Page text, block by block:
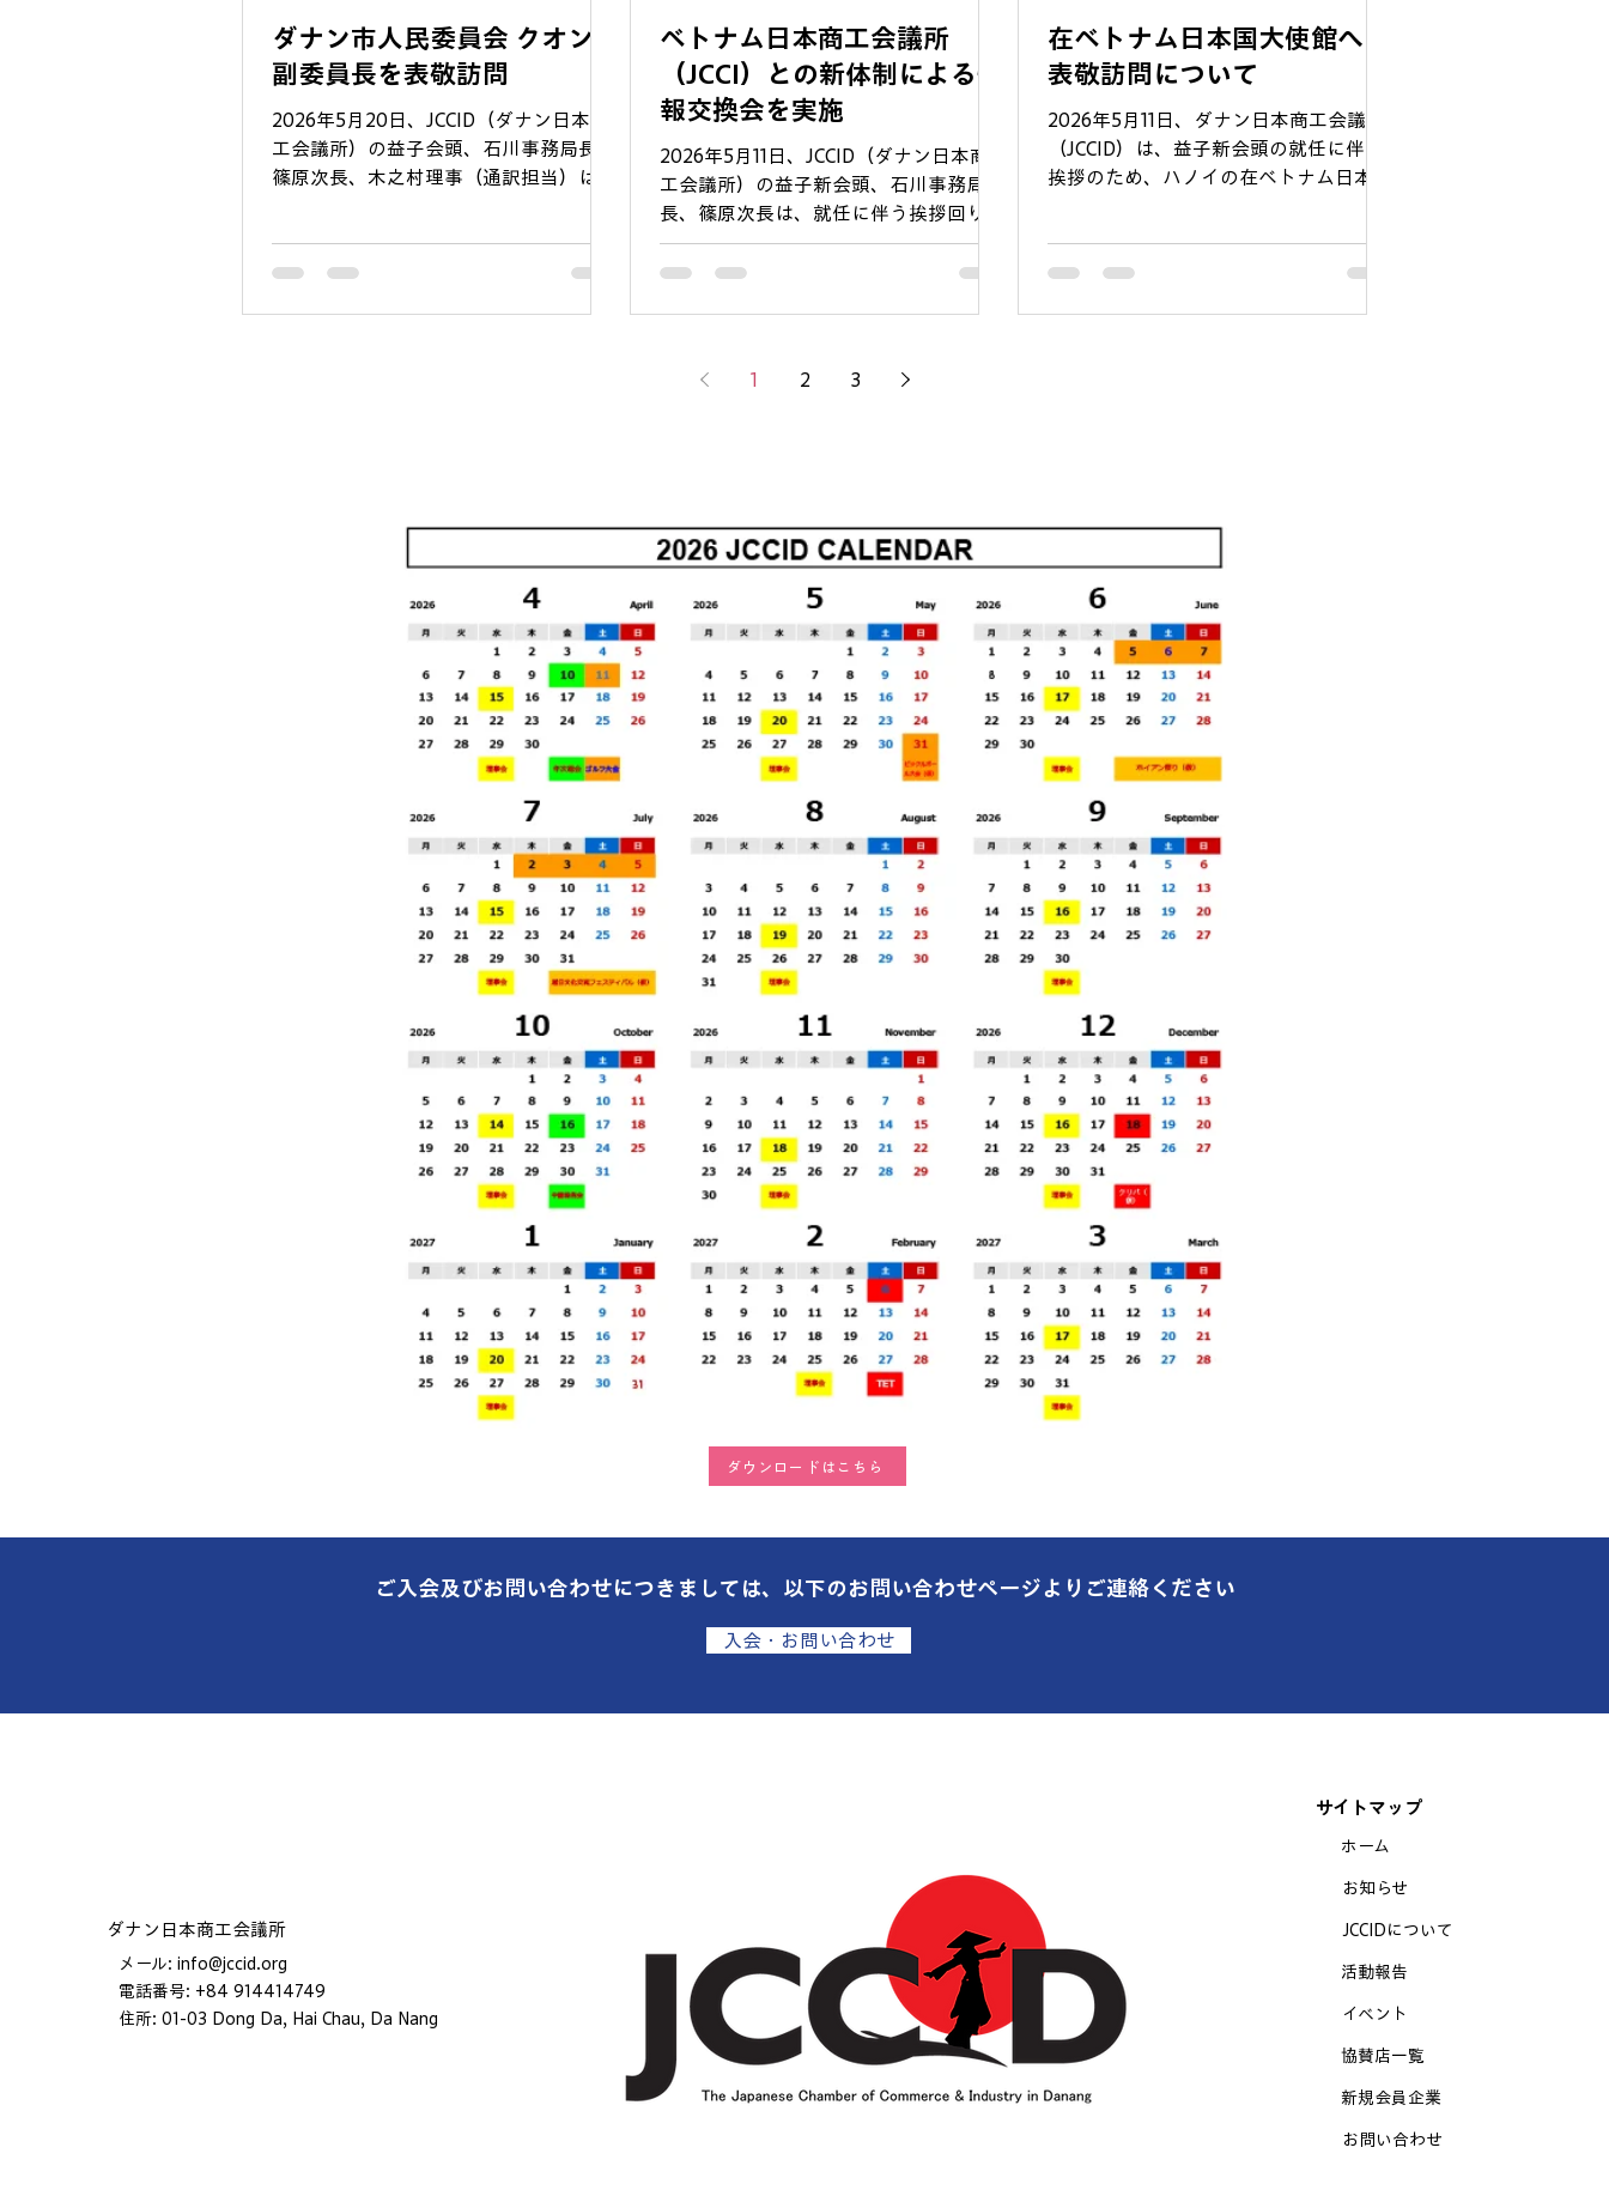
美味しいお料理・お酒を提供してくださ
った「焼酎ばー満月」の皆さま、本当に
会員の皆さまが横の繋がりを広げ、ビジ
ネスや現地生活のヒントを得られるよう
な場
Grandvrio City Danang Hotelに場所を移
し、閉会式および交流会を開催いたしま
した。ピックルボールというスポーツを
通じて、企業や業界
ダナン市人民委員会 クオン
副委員長を表敬訪問
​2026年5月20日、JCCID（ダナン日本商
工会議所）の益子会頭、石川事務局長、
篠原次長、木之村理事（通訳担当）は、
ダナン市における協力関係の強化に向け
頭、Cường副委員長より、JCCIDが日本
る協力を依頼しました。 ​ ​ JCCIDは、今
後もダナン市人民委員会との緊密な連携
を維持し、ビジネスネットワークの構築
や投資促進などの協力を推進致します。
会員企業の皆様がダナン市内において、
より効果的、安定的、そして持続的に事
業を展開・発展できるよう、魅力的なビ
ジネス環境づくりに向け市当局とも引き
ベトナム日本商工会議所
（JCCI）との新体制による情
報交換会を実施
2026年5月11日、JCCID（ダナン日本商
工会議所）の益子新会頭、石川事務局
長、篠原次長は、就任に伴う挨拶回りの
一環として、ハノイのJCCI（ベトナム日
本商工会議所）を訪問いたしました。
談を行いました。互いの新体制発足の報
組織運営、今後の協力体制のあり方につ
いて、非常に有意義な意見交換がなされ
ました。 JCCIDは、今後もハノイのJCCI
及びホーチミンのJCCHとの緊密なネッ
トワークを維持・発展させ、ベトナム全
土における日系コミュニティの更なる発
展と、会員企業の皆様への支援充実に努
めてまいります。 左からジェトロ小林次
長、吉田事務局長、土橋新会頭、益子会
頭、石川、篠原
在ベトナム日本国大使館への
表敬訪問について
2026年5月11日、ダナン日本商工会議所
（JCCID）は、益子新会頭の就任に伴う
挨拶のため、ハノイの在ベトナム日本国
の2026年度における新体制および今後
た。懇談の中で、伊藤大使からはベトナ
う、何卒よろしくお願い申し上げます。
左から石川公使、篠原、伊藤大使、益子
会頭、石川
1 2 3
ダウンロードはこちら
ご入会及びお問い合わせにつきましては、以下のお問い合わせページよりご連絡ください
入会・お問い合わせ
​ダナン日本商工会議所
メール: info@jccid.org
電話番号: +84 914414749
住所: 01-03 Dong Da, Hai Chau, Da Nang
サイトマップ
ホーム
お知らせ
JCCIDについて
活動報告​
イベント
​協賛店一覧
新規会員企業
お問い合わせ